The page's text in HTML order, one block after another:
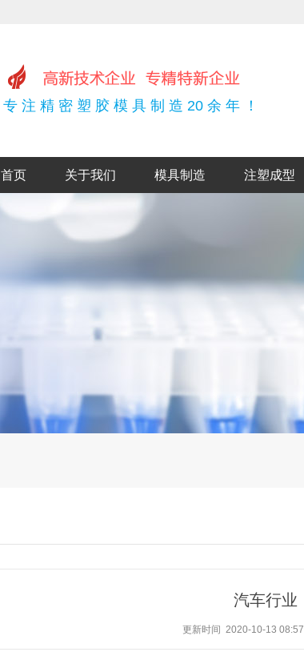
专 注 精 密 塑 胶 模 具 制 造 20 余 年 ！
首页 关于我们 模具制造 注塑成型
汽车行业
更新时间 2020-10-13 08:57